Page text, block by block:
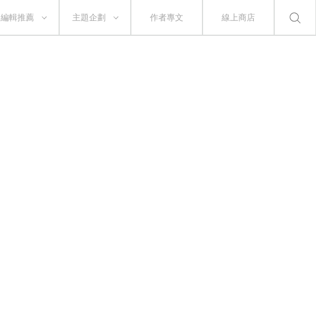
編輯推薦 主題企劃 作者專文 線上商店